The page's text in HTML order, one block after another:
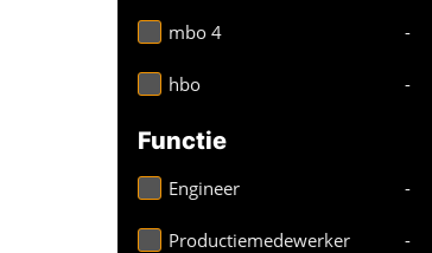
mbo 4 -
hbo -
Functie
Engineer -
Productiemedewerker -